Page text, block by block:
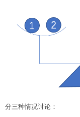
分三种情况讨论：